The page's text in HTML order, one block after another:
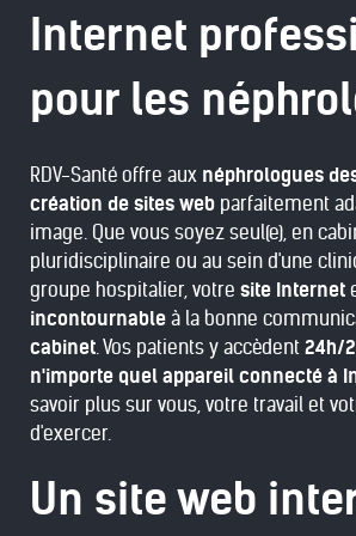
Internet
pour les
RDV-Santé offre aux néphrologues
création de sites web parfaitement
image. Que vous soyez seul(e), en
pluridisciplinaire ou au sein d'une
groupe hospitalier, votre site Internet
incontournable à la bonne
cabinet. Vos patients y accèdent 24h/
n'importe quel appareil connecté à
savoir plus sur vous, votre travail et
d'exercer.
Un site web